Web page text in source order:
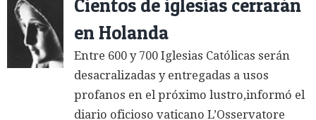
Cientos de iglesias cerrarán
en Holanda
Entre 600 y 700 Iglesias Católicas serán
desacralizadas y entregadas a usos
profanos en el próximo lustro,informó el
diario oficioso vaticano L’Osservatore